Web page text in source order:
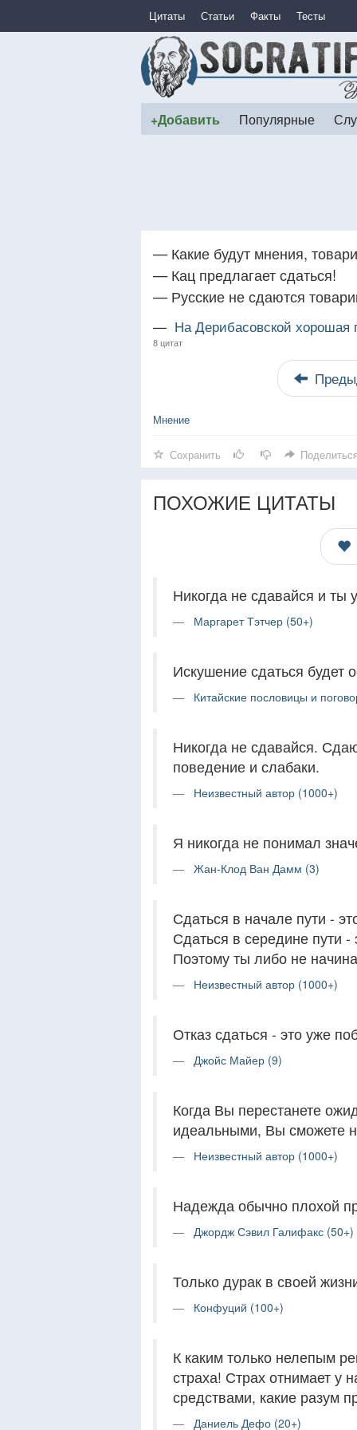
Цитаты Статьи Факты Тесты
+Добавить Популярные
— Какие будут мнения,
— Кац предлагает сдаться!
— Русские не сдаются
— На Дерибасовской хорошая
8 цитат
Мнение
Сохранить Поделиться
ПОХОЖИЕ ЦИТАТЫ
Никогда не сдавайся и ты
Маргарет Тэтчер (50+)
Искушение сдаться будет
Китайские пословицы и
Никогда не сдавайся.
поведение и слабаки.
Неизвестный автор (1000+)
Я никогда не понимал
Жан-Клод Ван Дамм (3)
Сдаться в начале пути -
Сдаться в середине пути -
Поэтому ты либо не
Неизвестный автор (1000+)
Отказ сдаться - это уже
Джойс Майер (9)
Когда Вы перестанете
идеальными, Вы сможете
Неизвестный автор (1000+)
Надежда обычно плохой
Джордж Сэвил Галифакс (50+)
Только дурак в своей
Конфуций (100+)
К каким только нелепым
страха! Страх отнимает у
средствами, какие разум
Даниель Дефо (20+)